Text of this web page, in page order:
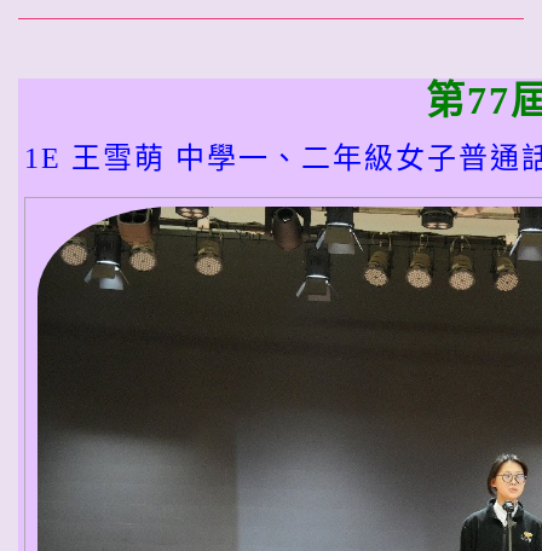
第77
1E 王雪萌 中學一、二年級女子普通